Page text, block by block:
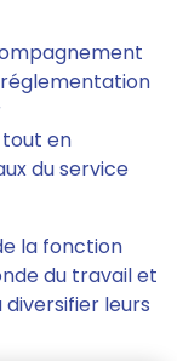
en
du service
la fonction
du travail et
leurs